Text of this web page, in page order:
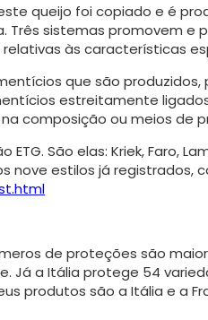
queijo foi copiado e é
Três sistemas promovem
às carac­terísticas
que são
es­treitamente
composi­ção ou meios de
São elas: Kriek, Faro,
estilos já registrados,
de pro­teções são
Já a Itália protege 54
produtos são a Itália e a